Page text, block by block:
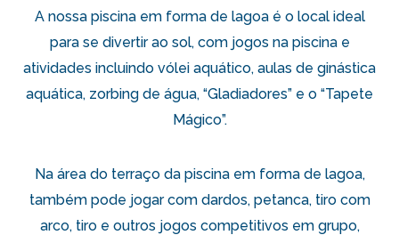
A nossa piscina em forma de lagoa é o local ideal
para se divertir ao sol, com jogos na piscina e
atividades incluindo vólei aquático, aulas de ginástica
aquática, zorbing de água, “Gladiadores” e o “Tapete
Mágico”.
Na área do terraço da piscina em forma de lagoa,
também pode jogar com dardos, petanca, tiro com
arco, tiro e outros jogos competitivos em grupo,